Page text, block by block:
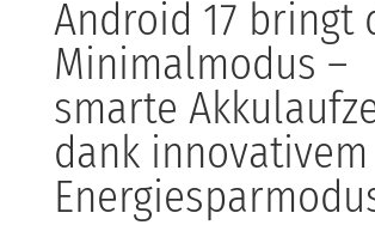
Android 17 bringt
Minimalmodus –
smarte
dank innovativem